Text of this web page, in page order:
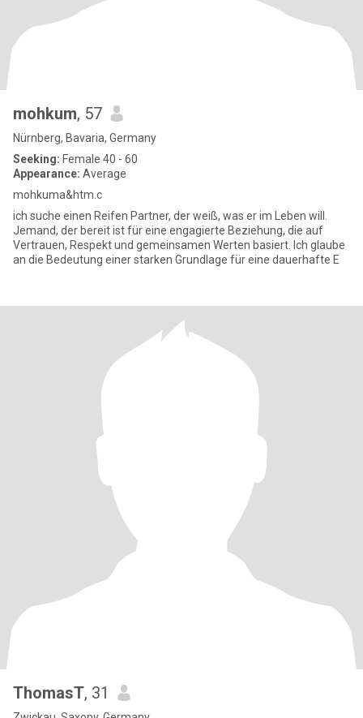
mohkum, 57
Nürnberg, Bavaria, Germany
Seeking: Female 40 - 60
Appearance: Average
mohkuma&htm.c
ich suche einen Reifen Partner, der weiß, was er im Leben will.
Jemand, der bereit ist für eine engagierte Beziehung, die auf
Vertrauen, Respekt und gemeinsamen Werten basiert. Ich glaube
an die Bedeutung einer starken Grundlage für eine dauerhafte E
ThomasT, 31